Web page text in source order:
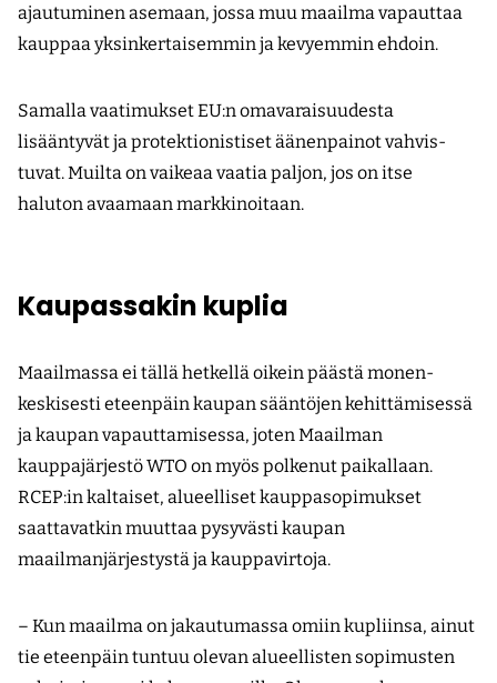
ajautuminen asemaan, jossa muu maailma vapauttaa
kauppaa yksinkertaisemmin ja kevyemmin ehdoin.
Samalla vaatimukset EU:n omavaraisuudesta
lisääntyvät ja protektionistiset äänenpainot vahvis­
tuvat. Muilta on vaikeaa vaatia paljon, jos on itse
haluton avaamaan markkinoitaan.
Kaupassakin kuplia
Maailmassa ei tällä hetkellä oikein päästä monen­
keskisesti eteenpäin kaupan sääntöjen kehittämisessä
ja kaupan vapauttamisessa, joten Maailman
kauppajärjestö WTO on myös polkenut paikallaan.
RCEP:in kaltaiset, alueelliset kauppasopimukset
saattavatkin muuttaa pysyvästi kaupan
maailmanjärjestystä ja kauppavirtoja.
– Kun maailma on jakautumassa omiin kupliinsa, ainut
tie eteenpäin tuntuu olevan alueellisten sopimusten